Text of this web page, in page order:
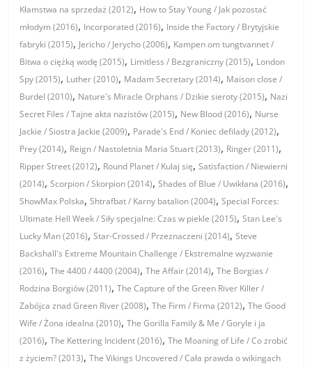
Kłamstwa na sprzedaż (2012), How to Stay Young / Jak pozostać
młodym (2016), Incorporated (2016), Inside the Factory / Brytyjskie
fabryki (2015), Jericho / Jerycho (2006), Kampen om tungtvannet /
Bitwa o ciężką wodę (2015), Limitless / Bezgraniczny (2015), London
Spy (2015), Luther (2010), Madam Secretary (2014), Maison close /
Burdel (2010), Nature's Miracle Orphans / Dzikie sieroty (2015), Nazi
Secret Files / Tajne akta nazistów (2015), New Blood (2016), Nurse
Jackie / Siostra Jackie (2009), Parade's End / Koniec defilady (2012),
Prey (2014), Reign / Nastoletnia Maria Stuart (2013), Ringer (2011),
Ripper Street (2012), Round Planet / Kulaj się,Satisfaction / Niewierni
(2014),Scorpion / Skorpion (2014),Shades of Blue / Uwikłana (2016),
ShowMax Polska,Shtrafbat / Karny batalion (2004),Special Forces:
Ultimate Hell Week / Siły specjalne: Czas w piekle (2015),Stan Lee's
Lucky Man (2016),Star-Crossed / Przeznaczeni (2014),Steve
Backshall's Extreme Mountain Challenge / Ekstremalne wyzwanie
(2016),The 4400 / 4400 (2004),The Affair (2014),The Borgias /
Rodzina Borgiów (2011),The Capture of the Green River Killer /
Zabójca znad Green River (2008),The Firm / Firma (2012),The Good
Wife / Żona idealna (2010),The Gorilla Family & Me / Goryle i ja
(2016),The Kettering Incident (2016),The Moaning of Life / Co zrobić
z życiem? (2013),The Vikings Uncovered / Cała prawda o wikingach